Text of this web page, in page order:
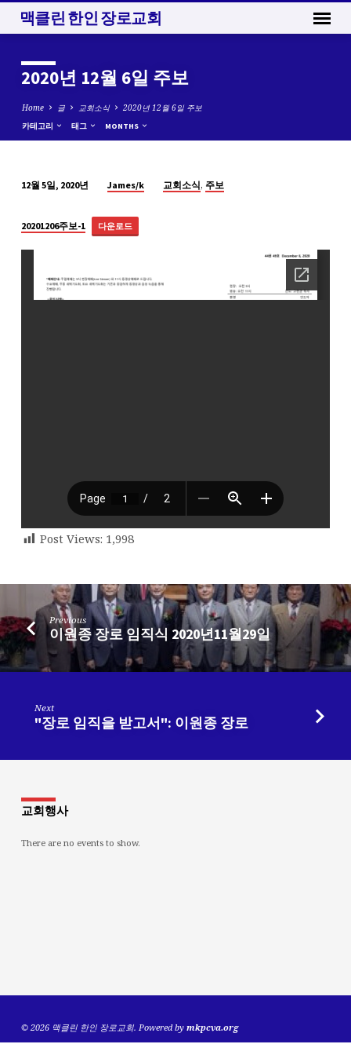
맥클린 한인 장로교회
2020년 12월 6일 주보
Home 글 교회소식 2020년 12월 6일 주보
카테고리 태그 MONTHS
년
12
일
12월 5일, 2020년 James/k 교회소식, 주보
20201206주보-1 다운로드
Post Views: 1,998
Previous
이원종 장로 임직식 2020년11월29일
Next
"장로 임직을 받고서": 이원종 장로
교회행사
There are no events to show.
© 2026 맥클린 한인 장로교회. Powered by mkpcva.org